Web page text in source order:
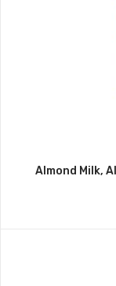
Almond Milk,